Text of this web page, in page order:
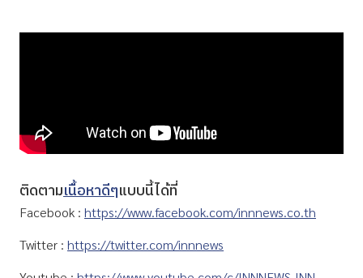
ติดตามเนื้อหาดีๆแบบนี้ได้ที่
Facebook : https://www.facebook.com/innnews.co.th
Twitter : https://twitter.com/innnews